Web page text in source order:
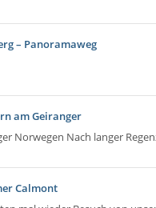
– Panoramaweg
am Geiranger
Norwegen Nach langer
Calmont